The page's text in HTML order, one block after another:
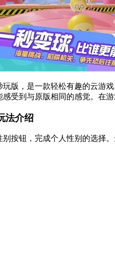
玩版，是一款轻松有趣的云游
感受到与原版相同的感觉。在
法介绍
别按钮，完成个人性别的选择